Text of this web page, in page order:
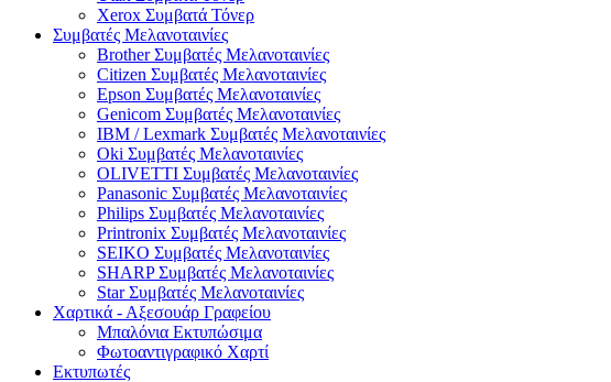
Xerox Συμβατά Τόνερ
Συμβατές Μελανοταινίες
Brother Συμβατές Μελανοταινίες
Citizen Συμβατές Μελανοταινίες
Epson Συμβατές Μελανοταινίες
Genicom Συμβατές Μελανοταινίες
IBM / Lexmark Συμβατές Μελανοταινίες
Oki Συμβατές Μελανοταινίες
OLIVETTI Συμβατές Μελανοταινίες
Panasonic Συμβατές Μελανοταινίες
Philips Συμβατές Μελανοταινίες
Printronix Συμβατές Μελανοταινίες
SEIKO Συμβατές Μελανοταινίες
SHARP Συμβατές Μελανοταινίες
Star Συμβατές Μελανοταινίες
Χαρτικά - Αξεσουάρ Γραφείου
Μπαλόνια Εκτυπώσιμα
Φωτοαντιγραφικό Χαρτί
Εκτυπωτές